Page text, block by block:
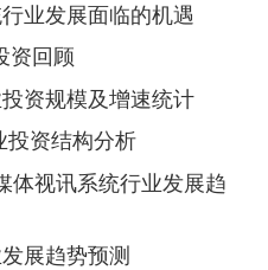
业发展面临的机遇
资回顾
资规模及增速统计
投资结构分析
视讯系统行业发展趋
展趋势预测